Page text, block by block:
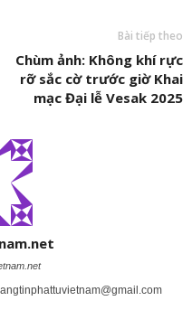
Bài tiếp theo
Chùm ảnh: Không khí rực
rỡ sắc cờ trước giờ Khai
mạc Đại lễ Vesak 2025